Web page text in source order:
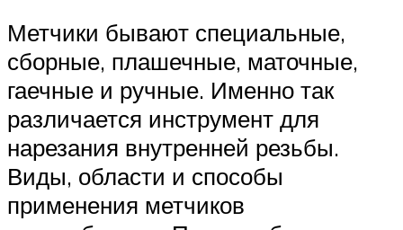
Метчики бывают специальные,
сборные, плашечные, маточные,
гаечные и ручные. Именно так
различается инструмент для
нарезания внутренней резьбы.
Виды, области и способы
применения метчиков